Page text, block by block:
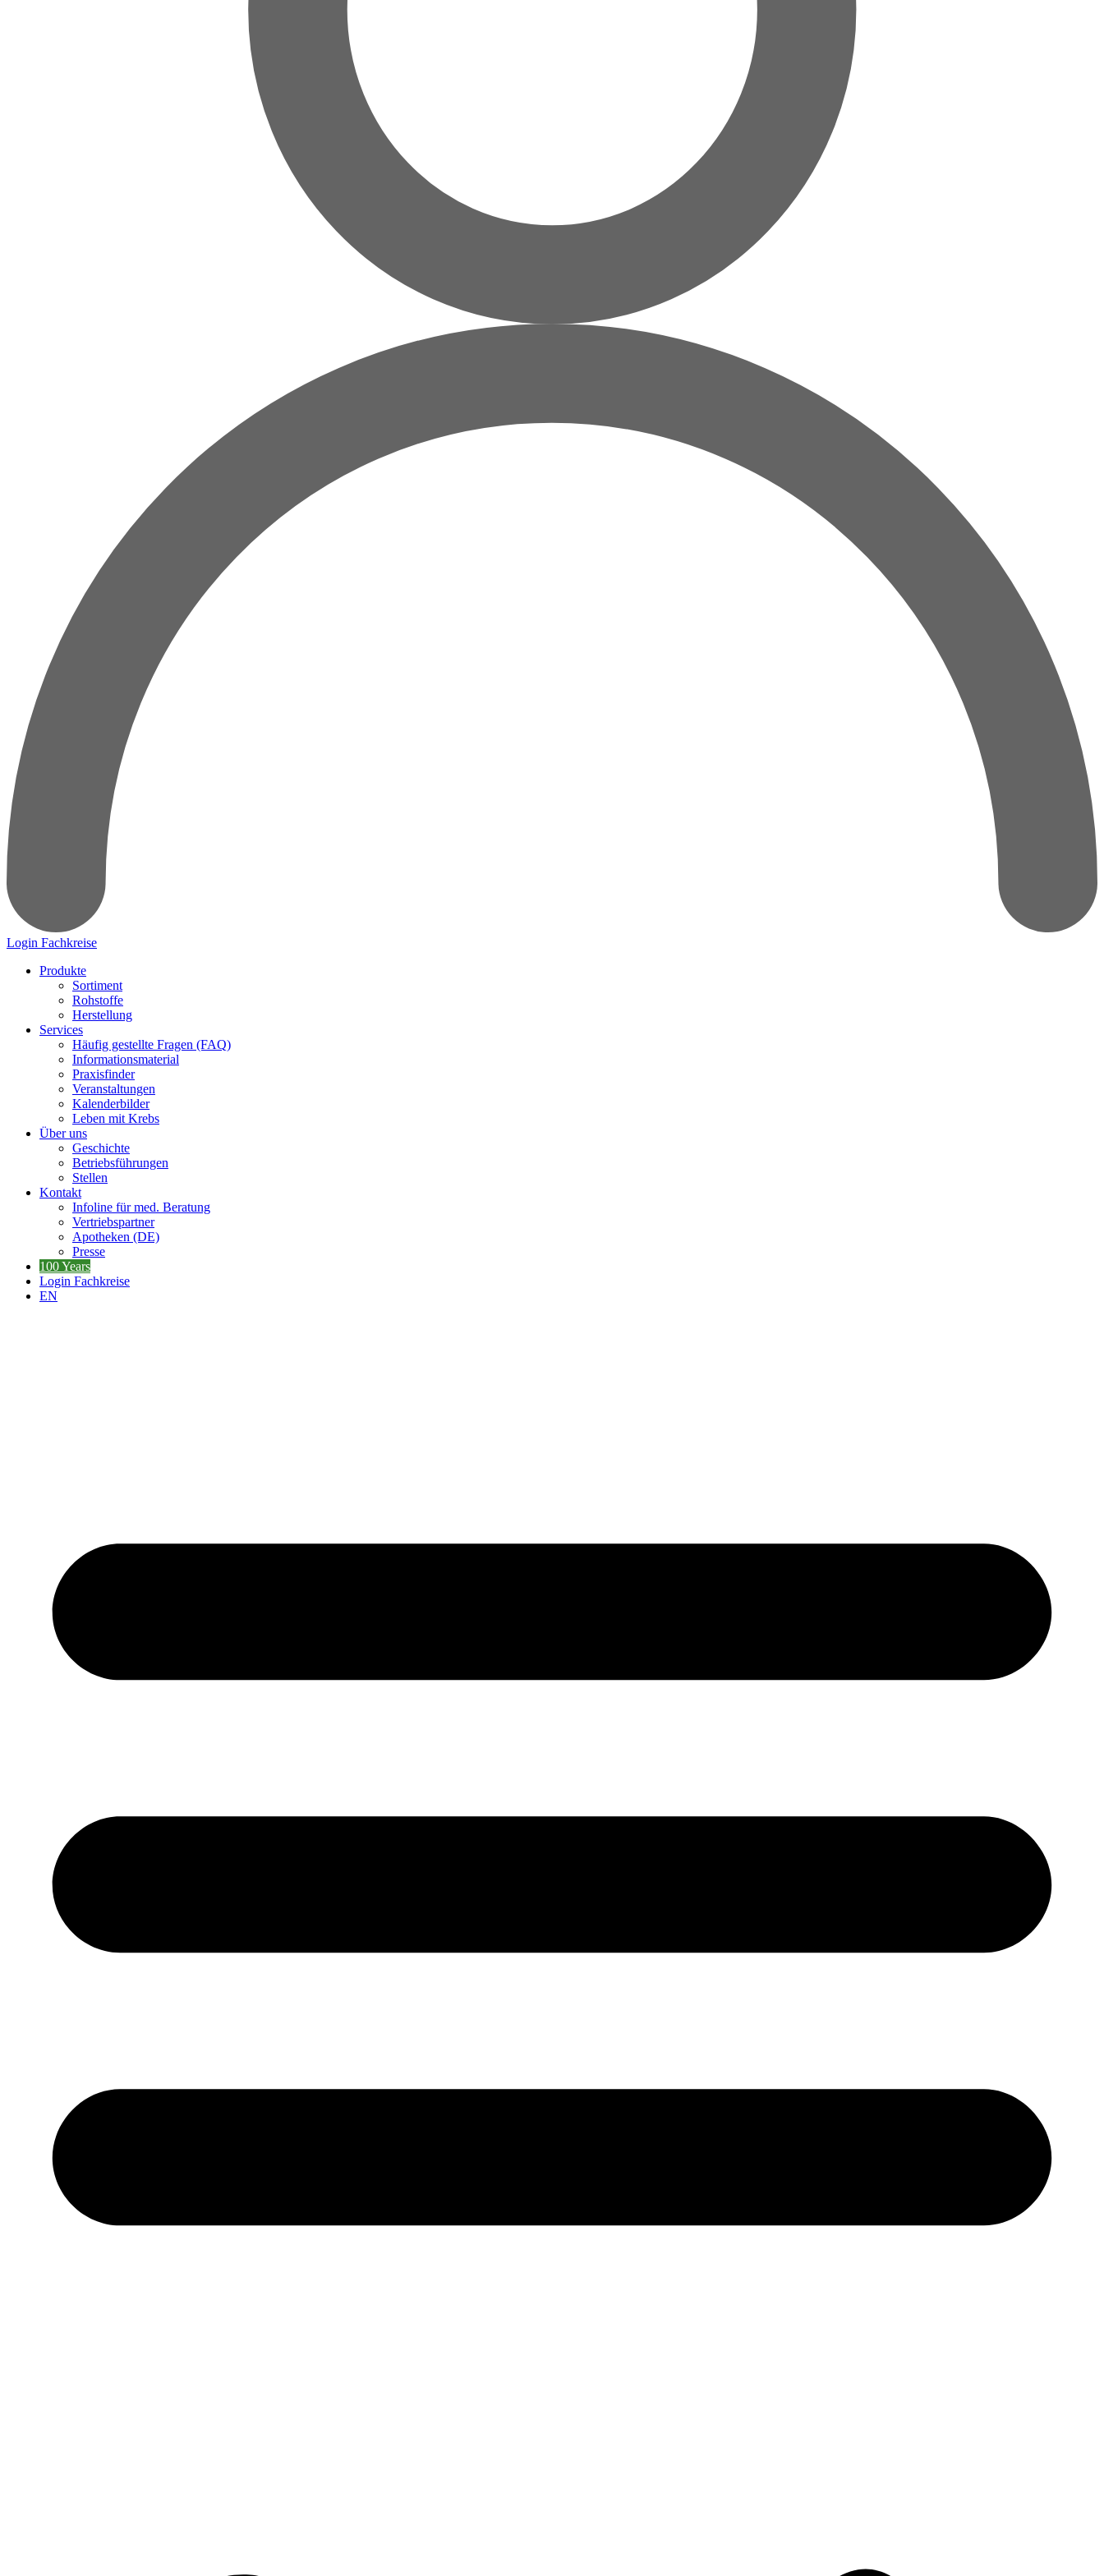
Login Fachkreise
Produkte
Sortiment
Rohstoffe
Herstellung
Services
Häufig gestellte Fragen (FAQ)
Informationsmaterial
Praxisfinder
Veranstaltungen
Kalenderbilder
Leben mit Krebs
Über uns
Geschichte
Betriebsführungen
Stellen
Kontakt
Infoline für med. Beratung
Vertriebspartner
Apotheken (DE)
Presse
100 Years
Login Fachkreise
EN